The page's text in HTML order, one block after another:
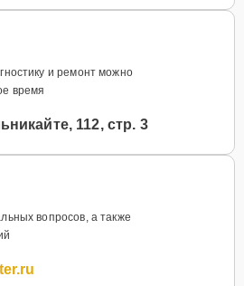
и ремонт можно
время
112, стр. 3
вопросов, а также